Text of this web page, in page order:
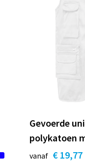
Gevoerde
polykatoen
vanaf € 19,77